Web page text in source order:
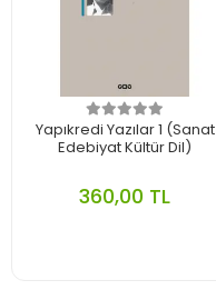
Yapıkredi Yazılar 1 (Sanat
Edebiyat Kültür Dil)
360,00 TL